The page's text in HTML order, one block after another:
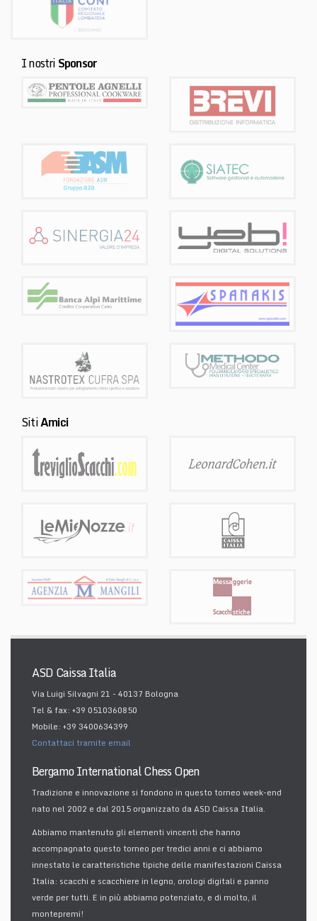
I nostriSponsor
SitiAmici
ASD Caissa Italia
Via Luigi Silvagni 21 - 40137 Bologna
Tel & fax: +39 0510360850
Mobile: +39 3400634399
Contattaci tramite email
Bergamo International Chess Open
Tradizione e innovazione si fondono in questo torneo week-end
nato nel 2002 e dal 2015 organizzato da ASD Caissa Italia.
Abbiamo mantenuto gli elementi vincenti che hanno
accompagnato questo torneo per tredici anni e ci abbiamo
innestato le caratteristiche tipiche delle manifestazioni Caissa
Italia: scacchi e scacchiere in legno, orologi digitali e panno
verde per tutti. E in più abbiamo potenziato, e di molto, il
montepremi!